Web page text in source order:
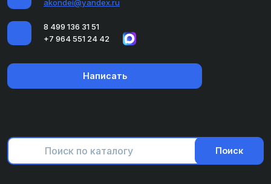
akondei@yandex.ru
8 499 136 31 51
+7 964 551 24 42
Написать
Поиск